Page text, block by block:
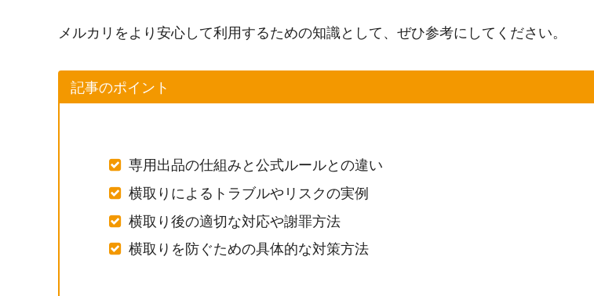
メルカリをより安心して利用するための知識として、ぜひ参考にしてください。
記事のポイント
専用出品の仕組みと公式ルールとの違い
横取りによるトラブルやリスクの実例
横取り後の適切な対応や謝罪方法
横取りを防ぐための具体的な対策方法